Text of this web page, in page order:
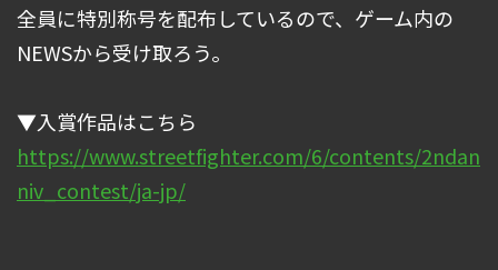
全員に特別称号を配布しているので、ゲーム内の
NEWSから受け取ろう。
▼入賞作品はこちら
https://www.streetfighter.com/6/contents/2ndan
niv_contest/ja-jp/